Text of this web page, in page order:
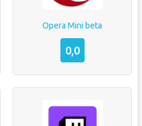
Opera Mini beta
0,0